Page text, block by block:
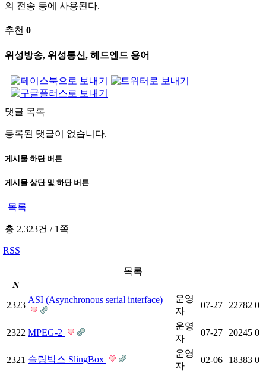
의 전송 등에 사용된다.
추천 0
위성방송, 위성통신, 헤드엔드 용어
댓글 목록
등록된 댓글이 없습니다.
게시물 하단 버튼
게시물 상단 및 하단 버튼
목록
총 2,323건 /1쪽
RSS
목록
N
2323
ASI (Asynchronous serial interface)
운영
자
07-27 22782 0
2322 MPEG-2
운영
자
07-27 20245 0
2321 슬링박스 SlingBox
운영
자
02-06 18383 0